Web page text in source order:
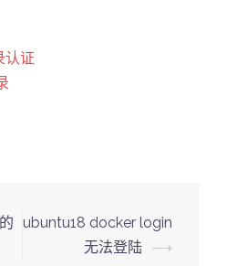
认证
ubuntu18 docker login
无法登陆 ⟶